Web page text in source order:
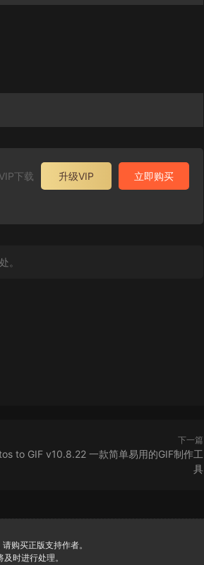
下载 升级VIP 立即购买
。
下一篇
to GIF v10.8.22 一款简单易用的GIF制作工
具
购买正版支持作者。
时进行处理。